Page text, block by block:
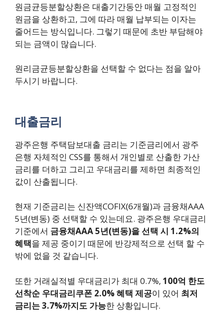
원금균등분할상환은 대출기간동안 매월 고정적인
원금을 상환하고, 그에 따라 매월 납부되는 이자는
줄어드는 방식입니다. 그렇기 때문에 초반 부담해야
되는 금액이 많습니다.
원리금균등분할상환을 선택할 수 없다는 점을 알아
두시기 바랍니다.
대출금리
광주은행 주택담보대출 금리는 기준금리에서 광주
은행 자체적인 CSS를 통해서 개인별로 산출한 가산
금리를 더하고 그리고 우대금리를 제하면 최종적인
값이 산출됩니다.
현재 기준금리는 신잔액COFIX(6개월)과 금융채AAA
5년(변동) 중 선택할 수 있는데요. 광주은행 우대금리
기준에서 금융채AAA 5년(변동)을 선택 시 1.2%의
혜택을 제공 중이기 때문에 반강제적으로 선택 할 수
밖에 없을 것 같습니다.
또한 거래실적별 우대금리가 최대 0.7%, 100억 한도
선착순 우대금리쿠폰 2.0% 혜택 제공이 있어 최저
금리는 3.7%까지도 가능한 상황입니다.